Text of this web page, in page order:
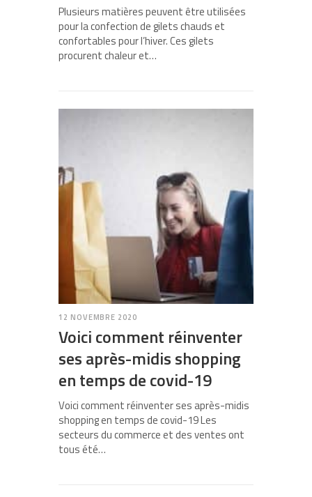
Plusieurs matières peuvent être utilisées
pour la confection de gilets chauds et
confortables pour l’hiver. Ces gilets
procurent chaleur et…
12 NOVEMBRE 2020
Voici comment réinventer
ses après-midis shopping
en temps de covid-19
Voici comment réinventer ses après-midis
shopping en temps de covid-19 Les
secteurs du commerce et des ventes ont
tous été…